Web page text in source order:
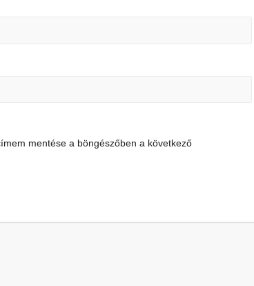
mentése a böngészőben a következő